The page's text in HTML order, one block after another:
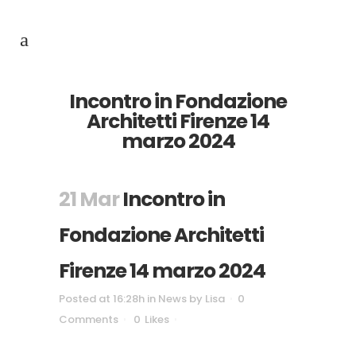
Incontro in Fondazione
Architetti Firenze 14
marzo 2024
21 MarIncontro in
Fondazione Architetti
Firenze 14 marzo 2024
Posted at 16:28h in News by Lisa
0
Comments
0 Likes